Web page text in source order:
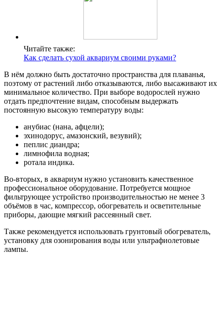
Читайте также:
Как сделать сухой аквариум своими руками?
В нём должно быть достаточно пространства для плаванья,
поэтому от растений либо отказываются, либо высаживают их
минимальное количество. При выборе водорослей нужно
отдать предпочтение видам, способным выдержать
постоянную высокую температуру воды:
анубиас (нана, афцели);
эхинодорус, амазонский, везувий);
пеплис диандра;
лимнофила водная;
ротала индика.
Во-вторых, в аквариум нужно установить качественное
профессиональное оборудование. Потребуется мощное
фильтрующее устройство производительностью не менее 3
объёмов в час, компрессор, обогреватель и осветительные
приборы, дающие мягкий рассеянный свет.
Также рекомендуется использовать грунтовый обогреватель,
установку для озонирования воды или ультрафиолетовые
лампы.